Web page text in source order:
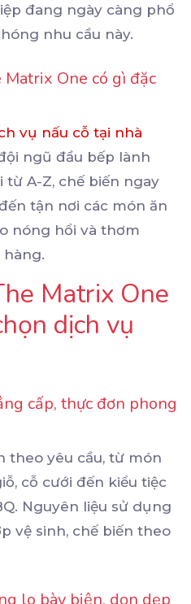
đang ngày càng phổ
nhu cầu này.
One có gì đặc
vụ nấu cỗ tại nhà
ngũ đầu bếp lành
A-Z, chế biến ngay
tận nơi các món ăn
nóng hổi và thơm
Matrix One
dịch vụ
cấp, thực đơn phong
theo yêu cầu, từ món
cỗ cưới đến kiểu tiệc
Nguyên liệu sử dụng
vệ sinh, chế biến theo
lo bày biện, dọn dẹp